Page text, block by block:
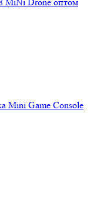
Mini Game Console